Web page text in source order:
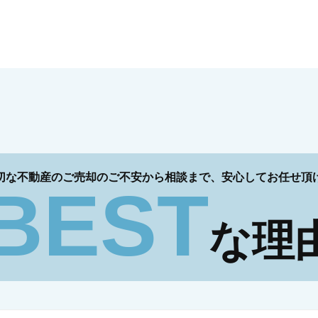
な不動産のご売却のご不安から相談まで、 安心してお任せ頂
な理